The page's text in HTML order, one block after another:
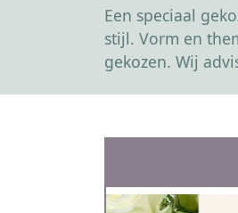
Een speciaal
stijl. Vorm en
gekozen. Wij